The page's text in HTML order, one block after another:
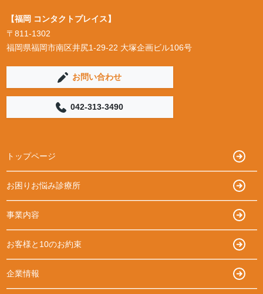
【福岡 コンタクトプレイス】
〒811-1302
福岡県福岡市南区井尻1-29-22 大塚企画ビル106号
お問い合わせ
042-313-3490
トップページ
お困りお悩み診療所
事業内容
お客様と10のお約束
企業情報